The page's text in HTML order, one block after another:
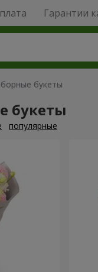
Гарантии
букеты
букеты
популярные